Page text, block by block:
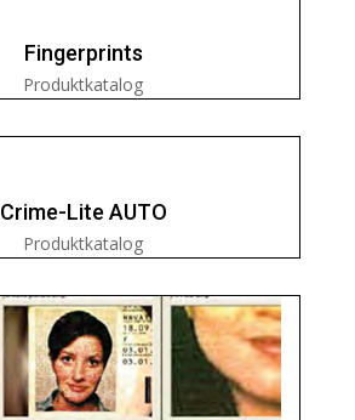
Fingerprints
Produktkatalog
Crime-Lite AUTO
Produktkatalog